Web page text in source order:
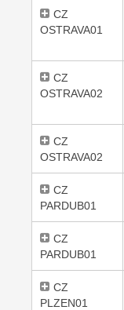
CZ
OSTRAVA01
CZ
OSTRAVA02
CZ
OSTRAVA02
CZ
PARDUB01
CZ
PARDUB01
CZ
PLZEN01